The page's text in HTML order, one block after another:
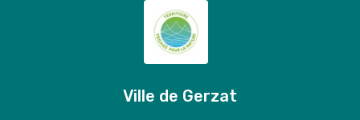
Ville de Gerzat